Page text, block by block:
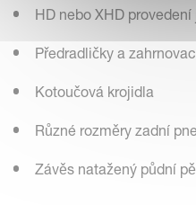
HD nebo XHD
Předradličky a
Kotoučová krojidla
Různé rozměry zadní
Závěs natažený půdní